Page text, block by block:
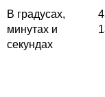
В градусах,
минутах и
секундах